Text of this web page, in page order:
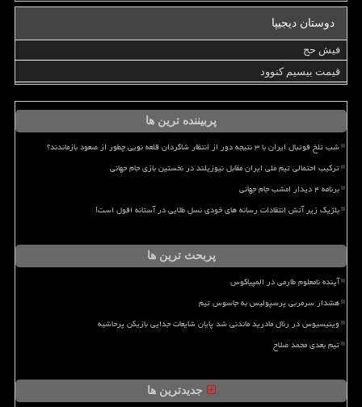
دوستان دیجیپا
فیش حج
قیمت بیسیم کنوود
پربیننده ترین ها
شب تلخ فوتبال ایران با ۳ نتیجه دور از انتظار شاگردان قلعه نویی چطور از صعود بازماندند؟
ترکیب احتمالی تیم ملی ایران مقابل نیوزیلند در نخستین بازی جام جهانی
برنامه ۴ دیدار امشب جام جهانی
بلژیک زیر آتش انتقادات رسانه های خودی نسل طلایی در آستانه افول است!
پربحث ترین ها
آینده نامعلوم طارمی در المپیاکوس
هشدار سرمربی پرسپولیس به جاسوس تیم
وینیسیوس در رئال مادرید ماندنی شد پایان شایعات جدایی بازیکن پرحاشیه
تیم بعدی محمد صلاح
جدیدترین ها